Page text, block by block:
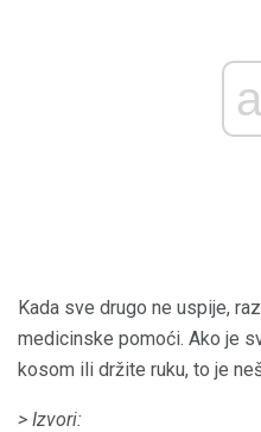
Kada sve drugo ne uspije,
medicinske pomoći. Ako je
kosom ili držite ruku, to je
> Izvori: